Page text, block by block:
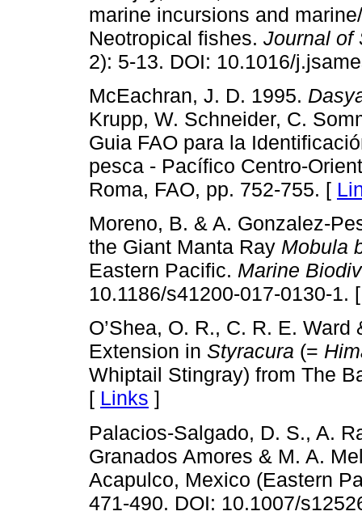
marine incursions and
Neotropical fishes. Journal of
2): 5-13. DOI: 10.1016/
McEachran, J. D. 1995.
Krupp, W. Schneider, C.
Guia FAO para la
pesca - Pacífico Centro-
Roma, FAO, pp. 752-755. [
Moreno, B. & A. Gonzalez-
the Giant Manta Ray Mobula
Eastern Pacific. Marine
10.1186/s41200-017-0130-1.
O’Shea, O. R., C. R. E.
Extension in Styracura (=
Whiptail Stingray) from The
[ Links ]
Palacios-Salgado, D. S., A.
Granados Amores & M. A.
Acapulco, Mexico (Eastern
471-490. DOI: 10.1007/